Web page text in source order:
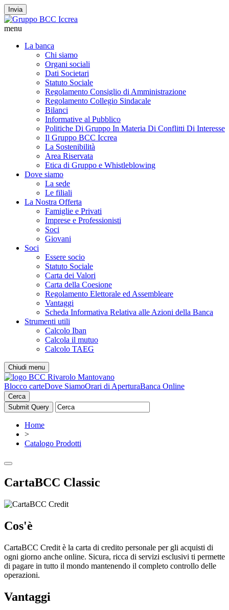
Invia
menu
La banca
Chi siamo
Organi sociali
Dati Societari
Statuto Sociale
Regolamento Consiglio di Amministrazione
Regolamento Collegio Sindacale
Bilanci
Informative al Pubblico
Politiche Di Gruppo In Materia Di Conflitti Di Interesse
Il Gruppo BCC Iccrea
La Sostenibilità
Area Riservata
Etica di Gruppo e Whistleblowing
Dove siamo
La sede
Le filiali
La Nostra Offerta
Famiglie e Privati
Imprese e Professionisti
Soci
Giovani
Soci
Essere socio
Statuto Sociale
Carta dei Valori
Carta della Coesione
Regolamento Elettorale ed Assembleare
Vantaggi
Scheda Informativa Relativa alle Azioni della Banca
Strumenti utili
Calcolo Iban
Calcola il mutuo
Calcolo TAEG
Chiudi menu
Blocco carteDove SiamoOrari di AperturaBanca Online
Cerca
Home
>
Catalogo Prodotti
CartaBCC Classic
Cos'è
CartaBCC Credit è la carta di credito personale per gli acquisti di
ogni giorno anche online. Sicura, ricca di servizi esclusivi ti permette
di pagare in tutto il mondo mantenendo il completo controllo delle
operazioni.
Vantaggi